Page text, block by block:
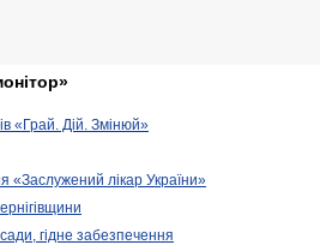
«Грай. Дій. Змінюй»
«Заслужений лікар України»
гідне забезпечення